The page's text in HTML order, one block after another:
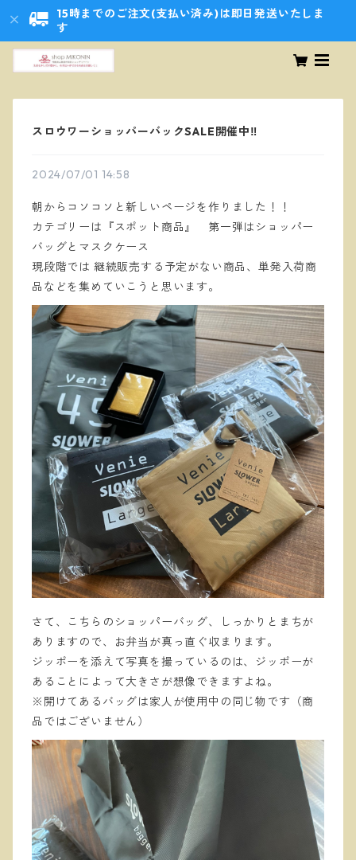
15時までのご注文(支払い済み)は即日発送いたしま
す
スロウワーショッパーバックSALE開催中‼️
2024/07/01 14:58
朝からコソコソと新しいページを作りました！！
カテゴリーは『スポット商品』 第一弾はショッパー
バッグとマスクケース
現段階では 継続販売する予定がない商品、単発入荷商
品などを集めていこうと思います。
さて、こちらのショッパーバッグ、しっかりとまちが
ありますので、お弁当が真っ直ぐ収まります。
ジッポーを添えて写真を撮っているのは、ジッポーが
あることによって大きさが想像できますよね。
※開けてあるバッグは家人が使用中の同じ物です（商
品ではございません）